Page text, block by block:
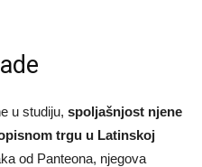
u studiju, spoljašnjost njene
trgu u Latinskoj
od Panteona, njegova